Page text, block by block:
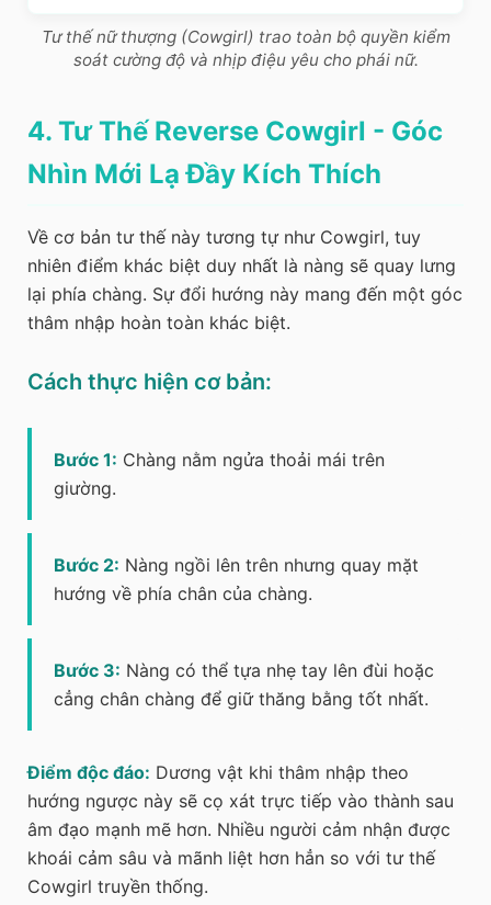
Tư thế nữ thượng (Cowgirl) trao toàn bộ quyền kiểm
soát cường độ và nhịp điệu yêu cho phái nữ.
4. Tư Thế Reverse Cowgirl - Góc
Nhìn Mới Lạ Đầy Kích Thích
Về cơ bản tư thế này tương tự như Cowgirl, tuy
nhiên điểm khác biệt duy nhất là nàng sẽ quay lưng
lại phía chàng. Sự đổi hướng này mang đến một góc
thâm nhập hoàn toàn khác biệt.
Cách thực hiện cơ bản:
Bước 1: Chàng nằm ngửa thoải mái trên
giường.
Bước 2: Nàng ngồi lên trên nhưng quay mặt
hướng về phía chân của chàng.
Bước 3: Nàng có thể tựa nhẹ tay lên đùi hoặc
cẳng chân chàng để giữ thăng bằng tốt nhất.
Điểm độc đáo: Dương vật khi thâm nhập theo
hướng ngược này sẽ cọ xát trực tiếp vào thành sau
âm đạo mạnh mẽ hơn. Nhiều người cảm nhận được
khoái cảm sâu và mãnh liệt hơn hẳn so với tư thế
Cowgirl truyền thống.